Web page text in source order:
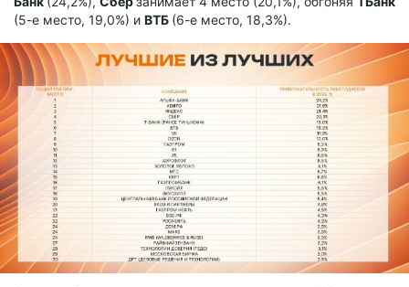
(5-е место, 19,0%) и ВТБ (6-е место, 18,3%).